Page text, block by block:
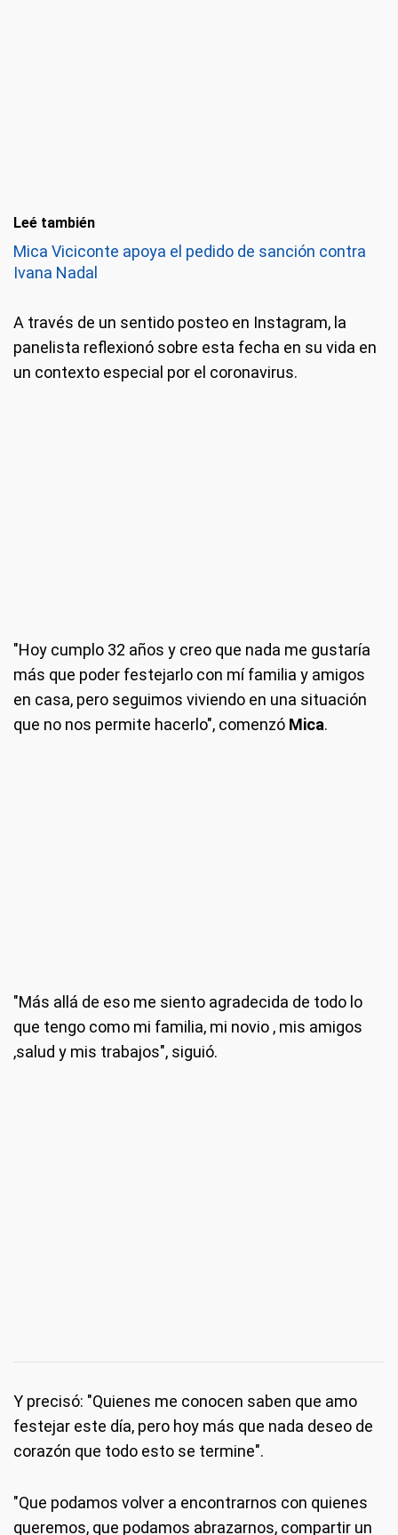
Leé también
Mica Viciconte apoya el pedido de sanción contra
Ivana Nadal
A través de un sentido posteo en Instagram, la
panelista reflexionó sobre esta fecha en su vida en
un contexto especial por el coronavirus.
"Hoy cumplo 32 años y creo que nada me gustaría
más que poder festejarlo con mí familia y amigos
en casa, pero seguimos viviendo en una situación
que no nos permite hacerlo", comenzó Mica.
"Más allá de eso me siento agradecida de todo lo
que tengo como mi familia, mi novio , mis amigos
,salud y mis trabajos", siguió.
Y precisó: "Quienes me conocen saben que amo
festejar este día, pero hoy más que nada deseo de
corazón que todo esto se termine".
"Que podamos volver a encontrarnos con quienes
queremos, que podamos abrazarnos, compartir un